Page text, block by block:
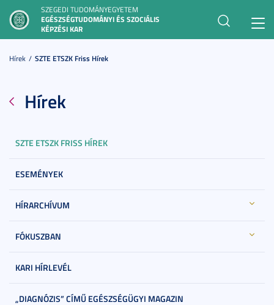
SZEGEDI TUDOMÁNYEGYETEM
EGÉSZSÉGTUDOMÁNYI ÉS SZOCIÁLIS
KÉPZÉSI KAR
Hírek SZTE ETSZK Friss Hírek
Hírek
SZTE ETSZK FRISS HÍREK
ESEMÉNYEK
HÍRARCHÍVUM
FÓKUSZBAN
KARI HÍRLEVÉL
„DIAGNÓZIS” CÍMŰ EGÉSZSÉGÜGYI MAGAZIN